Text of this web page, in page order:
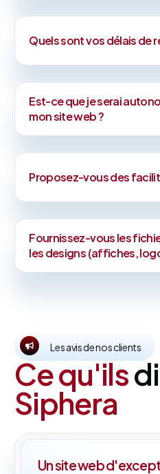
Quels sont vos délais de
Est-ce que je serai
mon site web ?
Proposez-vous des
Fournissez-vous les
les designs (affiches,
Les avis de nos clients
Ce qu'ils
Siphera
Un site web